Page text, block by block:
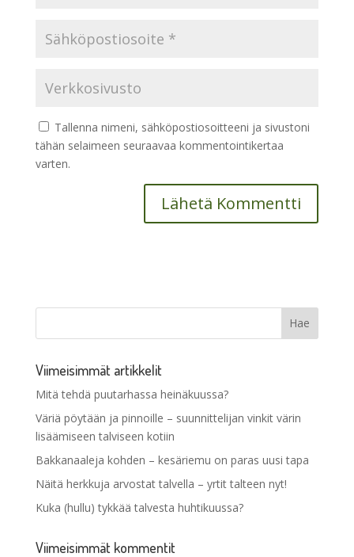
Tallenna nimeni, sähköpostiosoitteeni ja sivustoni
tähän selaimeen seuraavaa kommentointikertaa
varten.
Viimeisimmät artikkelit
Mitä tehdä puutarhassa heinäkuussa?
Väriä pöytään ja pinnoille – suunnittelijan vinkit värin
lisäämiseen talviseen kotiin
Bakkanaaleja kohden – kesäriemu on paras uusi tapa
Näitä herkkuja arvostat talvella – yrtit talteen nyt!
Kuka (hullu) tykkää talvesta huhtikuussa?
Viimeisimmät kommentit